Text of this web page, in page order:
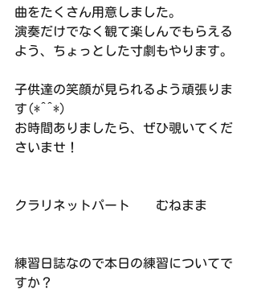
曲をたくさん用意しました。
演奏だけでなく観て楽しんでもらえる
よう、ちょっとした寸劇もやります。
子供達の笑顔が見られるよう頑張りま
す(*^^*)
お時間ありましたら、ぜひ覗いてくだ
さいませ！
クラリネットパート    むねまま
練習日誌なので本日の練習についてで
すか？